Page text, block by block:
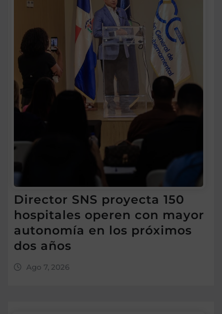
Director SNS proyecta 150
hospitales operen con mayor
autonomía en los próximos
dos años
Ago 7, 2026